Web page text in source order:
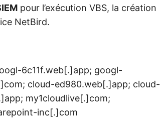
pour l’exécution VBS, la création
NetBird.
6c11f.web[.]app; googl-
cloud-ed980.web[.]app; cloud-
my1cloudlive[.]com;
inc[.]com